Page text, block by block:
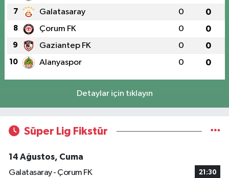
7 Galatasaray 0 0
8 Çorum FK 0 0
9 Gaziantep FK 0 0
10 Alanyaspor 0 0
Detaylar için tıklayın
Süper Lig Fikstür
14 Ağustos, Cuma
Galatasaray - Çorum FK
21:30